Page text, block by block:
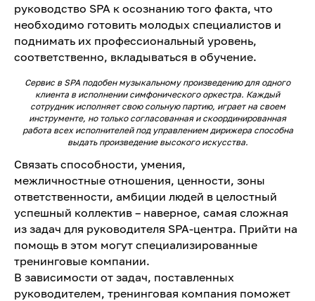
руководство SPA к осознанию того факта, что
необходимо готовить молодых специалистов и
поднимать их профессиональный уровень,
соответственно, вкладываться в обучение.
Сервис в SPA подобен музыкальному произведению для одного
клиента в исполнении симфонического оркестра. Каждый
сотрудник исполняет свою сольную партию, играет на своем
инструменте, но только согласованная и скоординированная
работа всех исполнителей под управлением дирижера способна
выдать произведение высокого искусства.
Связать способности, умения,
межличностные отношения, ценности, зоны
ответственности, амбиции людей в целостный
успешный коллектив – наверное, самая сложная
из задач для руководителя SPA-центра. Прийти на
помощь в этом могут специализированные
тренинговые компании.
В зависимости от задач, поставленных
руководителем, тренинговая компания поможет